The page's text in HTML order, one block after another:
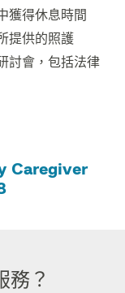
獲得休息時間​​
提供的照護​​
討會，包括法律
Caregiver
務？​​